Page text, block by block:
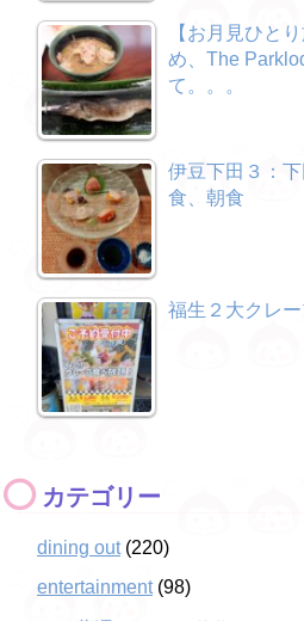
【お月見ひと
め、The
て。。。
伊豆下田３：
食、朝食
福生２大クレ
カテゴリー
dining out(220)
entertainment(98)